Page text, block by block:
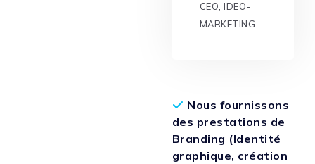
CEO, IDEO-
MARKETING
Nous fournissons
des prestations de
Branding (Identité
graphique, création